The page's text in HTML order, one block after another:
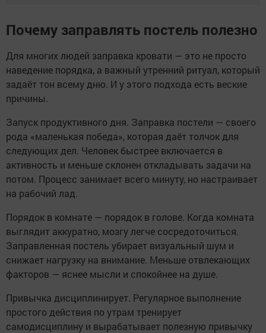
Почему заправлять постель полезно
Для многих людей заправка кровати — это не просто
наведение порядка, а важный утренний ритуал, который
задаёт тон всему дню. И у этого подхода есть веские
причины.
Запуск продуктивного дня. Заправка постели — своего
рода «маленькая победа», которая даёт толчок для
следующих дел. Человек быстрее включается в
активность и меньше склонен откладывать задачи на
потом. Процесс занимает всего минуту, но настраивает
на рабочий лад.
Порядок в комнате — порядок в голове. Когда комната
выглядит аккуратно, мозгу легче сосредоточиться.
Заправленная постель убирает визуальный шум и
снижает нагрузку на внимание. Меньше отвлекающих
факторов — яснее мысли и спокойнее на душе.
Привычка дисциплинирует. Регулярное выполнение
простого действия по утрам тренирует
самодисциплину и вырабатывает полезную привычку